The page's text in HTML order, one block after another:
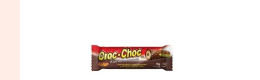
hasta
$ 87.900,00